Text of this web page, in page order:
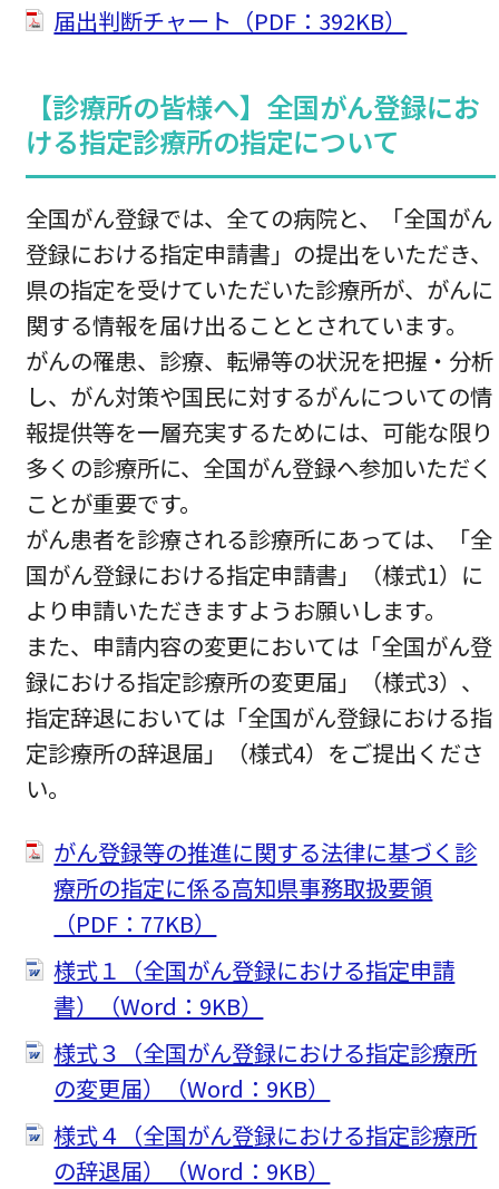
届出判断チャート（PDF：392KB）
【診療所の皆様へ】全国がん登録にお
ける指定診療所の指定について
全国がん登録では、全ての病院と、「全国がん
登録における指定申請書」の提出をいただき、
県の指定を受けていただいた診療所が、がんに
関する情報を届け出ることとされています。
がんの罹患、診療、転帰等の状況を把握・分析
し、がん対策や国民に対するがんについての情
報提供等を一層充実するためには、可能な限り
多くの診療所に、全国がん登録へ参加いただく
ことが重要です。
がん患者を診療される診療所にあっては、「全
国がん登録における指定申請書」（様式1）に
より申請いただきますようお願いします。
また、申請内容の変更においては「全国がん登
録における指定診療所の変更届」（様式3）、
指定辞退においては「全国がん登録における指
定診療所の辞退届」（様式4）をご提出くださ
い。
がん登録等の推進に関する法律に基づく診
療所の指定に係る高知県事務取扱要領
（PDF：77KB）
様式１（全国がん登録における指定申請
書）（Word：9KB）
様式３（全国がん登録における指定診療所
の変更届）（Word：9KB）
様式４（全国がん登録における指定診療所
の辞退届）（Word：9KB）